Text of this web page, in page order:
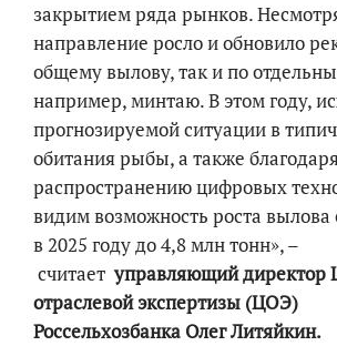
закрытием ряда рынков.
направление росло и обновило
общему вылову, так и по
например, минтаю. В этом году,
прогнозируемой ситуации в
обитания рыбы, а также
распространению цифровых
видим возможность роста вылова
в 2025 году до 4,8 млн тонн», –
считаетуправляющий директор
отраслевой экспертизы (ЦОЭ)
Россельхозбанка Олег Литяйкин.